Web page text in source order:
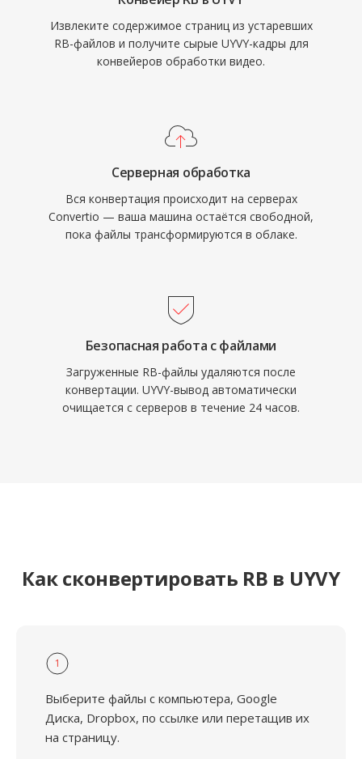
Извлеките содержимое страниц из устаревших
RB-файлов и получите сырые UYVY-кадры для
конвейеров обработки видео.
Серверная обработка
Вся конвертация происходит на серверах
Convertio — ваша машина остаётся свободной,
пока файлы трансформируются в облаке.
Безопасная работа с файлами
Загруженные RB-файлы удаляются после
конвертации. UYVY-вывод автоматически
очищается с серверов в течение 24 часов.
Как сконвертировать RB в UYVY
1
Выберите файлы с компьютера, Google
Диска, Dropbox, по ссылке или перетащив их
на страницу.